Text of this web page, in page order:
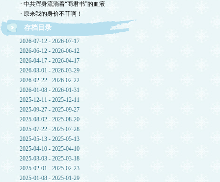
· 中共浑身流淌着“商君书”的血液
· 原来我的身价不菲啊！
存档目录
2026-07-12 - 2026-07-17
2026-06-12 - 2026-06-12
2026-04-17 - 2026-04-17
2026-03-01 - 2026-03-29
2026-02-22 - 2026-02-22
2026-01-08 - 2026-01-31
2025-12-11 - 2025-12-11
2025-09-27 - 2025-09-27
2025-08-02 - 2025-08-20
2025-07-22 - 2025-07-28
2025-05-13 - 2025-05-13
2025-04-10 - 2025-04-10
2025-03-03 - 2025-03-18
2025-02-01 - 2025-02-23
2025-01-08 - 2025-01-29